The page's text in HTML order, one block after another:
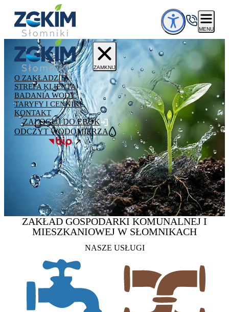
Przejdź do treści
MENU
ZAMKNIJ
O ZAKŁADZIE
STREFA KLIENTA
BADANIA WODY
TARYFY I CENNIKI
KONTAKT
ZALOGUJ DO EBOK
ODCZYT WODOMIERZA
ZAKŁAD GOSPODARKI KOMUNALNEJ I
MIESZKANIOWEJ W SŁOMNIKACH
NASZE USŁUGI